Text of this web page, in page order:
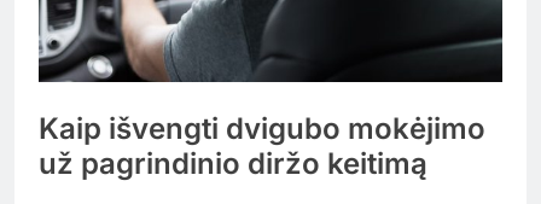
Kaip išvengti dvigubo mokėjimo
už pagrindinio diržo keitimą